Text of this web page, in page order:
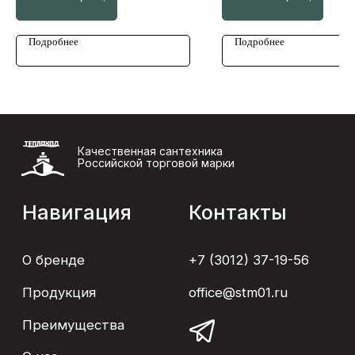
Подробнее Подробнее